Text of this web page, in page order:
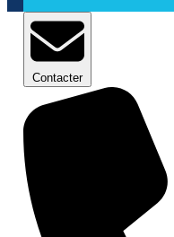
Contacter